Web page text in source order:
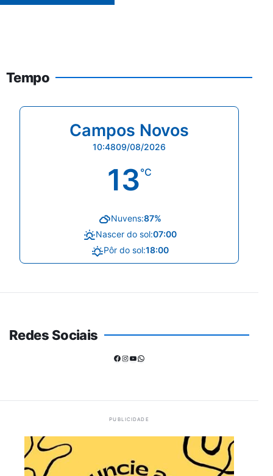
Tempo
Campos Novos
10:4809/08/2026
13°C
Nuvens:87%
Nascer do sol:07:00
Pôr do sol:18:00
Redes Sociais
Facebook
Instagram
Youtube
WhatsApp
PUBLICIDADE